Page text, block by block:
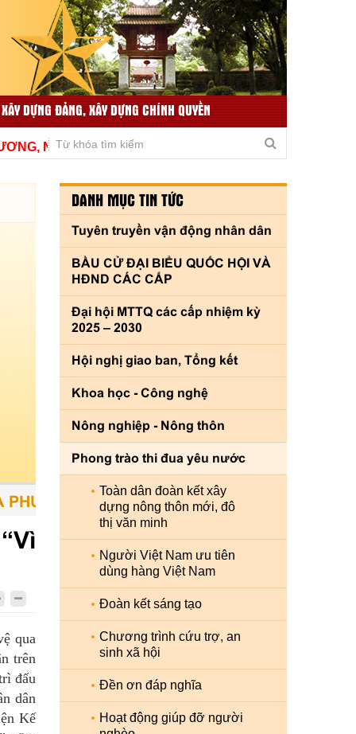
DỰNG ĐẢNG, XÂY DỰNG CHÍNH QUYỀN
TỨC LIÊN QUAN
THƯ VIỆN VIDEO
NÂNG CAO CHẤT LƯỢNG, THÍCH ỨNG KỊP THỜI VÌ
TIỆN - CON NGƯỜI LÀ TRUNG TÂM
qua
trên
đấu
dân
Kế
DANH MỤC TIN TỨC
Tuyên truyền vận động nhân dân
BẦU CỬ ĐẠI BIỂU QUỐC HỘI VÀ
HĐND CÁC CẤP
Đại hội MTTQ các cấp nhiệm kỳ
2025 – 2030
Hội nghị giao ban, Tổng kết
Khoa học - Công nghệ
Nông nghiệp - Nông thôn
Phong trào thi đua yêu nước
Toàn dân đoàn kết xây
dựng nông thôn mới, đô
thị văn minh
Người Việt Nam ưu tiên
dùng hàng Việt Nam
Đoàn kết sáng tạo
Chương trình cứu trợ, an
sinh xã hội
Đền ơn đáp nghĩa
Hoạt động giúp đỡ người